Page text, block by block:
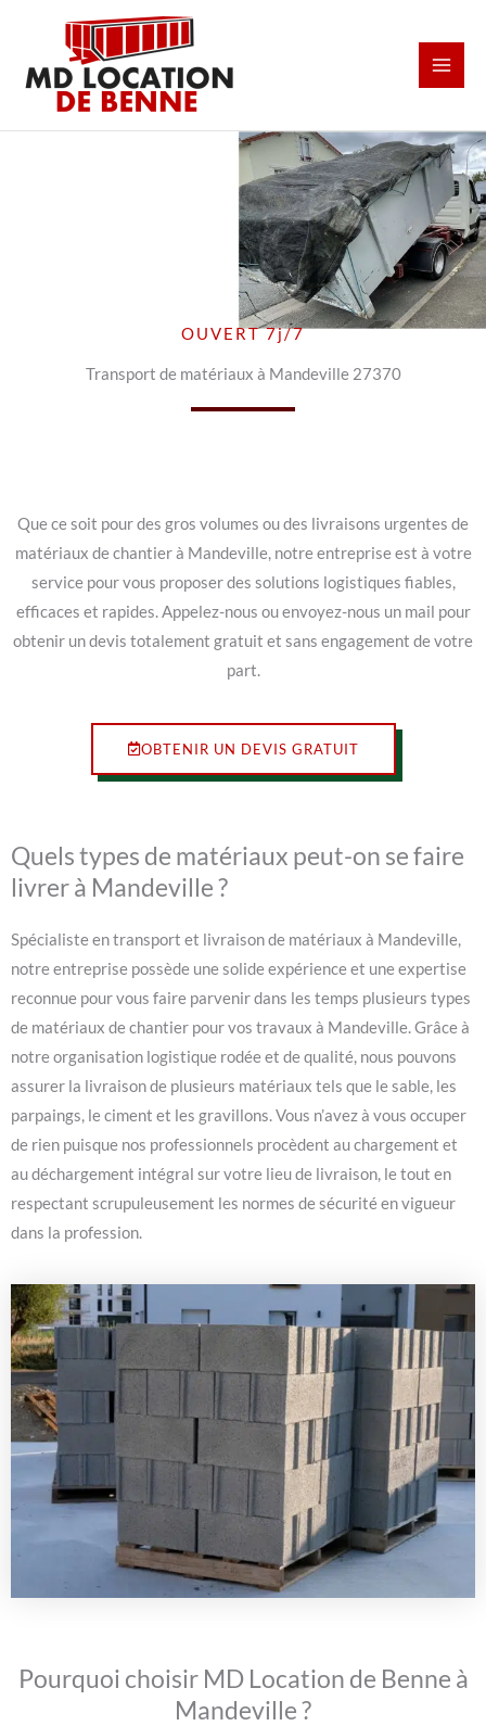
contenu
OUVERT 7j/7
Transport de matériaux à Mandeville 27370
Que ce soit pour des gros volumes ou des livraisons urgentes de
matériaux de chantier à Mandeville, notre entreprise est à votre
service pour vous proposer des solutions logistiques fiables,
efficaces et rapides. Appelez-nous ou envoyez-nous un mail pour
obtenir un devis totalement gratuit et sans engagement de votre
part.
OBTENIR UN DEVIS GRATUIT
Quels types de matériaux peut-on se faire
livrer à Mandeville ?
Spécialiste en transport et livraison de matériaux à Mandeville,
notre entreprise possède une solide expérience et une expertise
reconnue pour vous faire parvenir dans les temps plusieurs types
de matériaux de chantier pour vos travaux à Mandeville. Grâce à
notre organisation logistique rodée et de qualité, nous pouvons
assurer la livraison de plusieurs matériaux tels que le sable, les
parpaings, le ciment et les gravillons. Vous n’avez à vous occuper
de rien puisque nos professionnels procèdent au chargement et
au déchargement intégral sur votre lieu de livraison, le tout en
respectant scrupuleusement les normes de sécurité en vigueur
dans la profession.
Pourquoi choisir MD Location de Benne à
Mandeville ?